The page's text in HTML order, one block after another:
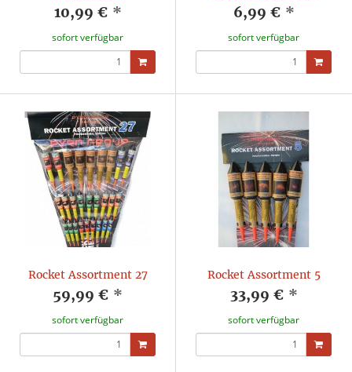
10,99 € *
sofort verfügbar
6,99 € *
sofort verfügbar
Rocket Assortment 27
59,99 € *
sofort verfügbar
Rocket Assortment 5
33,99 € *
sofort verfügbar